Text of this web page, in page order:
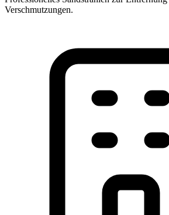
Verschmutzungen.